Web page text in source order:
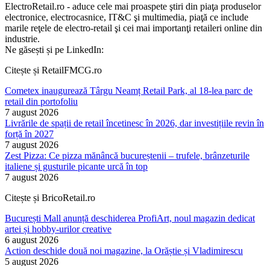
ElectroRetail.ro - aduce cele mai proaspete ştiri din piaţa produselor
electronice, electrocasnice, IT&C şi multimedia, piaţă ce include
marile reţele de electro-retail şi cei mai importanţi retaileri online din
industrie.
Ne găsești și pe LinkedIn:
Citește și RetailFMCG.ro
Cometex inaugurează Târgu Neamț Retail Park, al 18-lea parc de
retail din portofoliu
7 august 2026
Livrările de spații de retail încetinesc în 2026, dar investițiile revin în
forță în 2027
7 august 2026
Zest Pizza: Ce pizza mănâncă bucureștenii – trufele, brânzeturile
italiene și gusturile picante urcă în top
7 august 2026
Citește și BricoRetail.ro
București Mall anunță deschiderea ProfiArt, noul magazin dedicat
artei și hobby-urilor creative
6 august 2026
Action deschide două noi magazine, la Orăștie și Vladimirescu
5 august 2026